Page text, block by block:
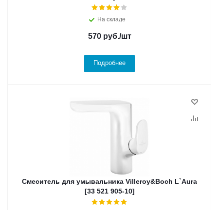
На складе
570руб./шт
Подробнее
Смеситель для умывальника Villeroy&Boch L`Aura
[33 521 905-10]